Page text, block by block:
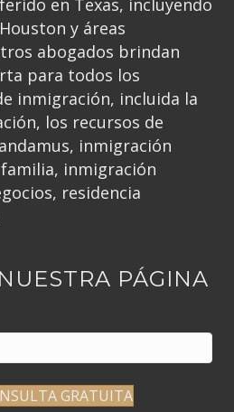
en Texas, incluyendo
y áreas
abogados brindan
para todos los
inmigración, incluida la
los recursos de
inmigración
inmigración
residencia
PÁGINA
GRATUITA